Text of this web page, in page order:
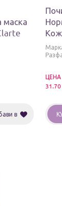
маска
в
ЦЕНА
31.70